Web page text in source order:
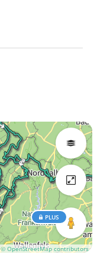
© OpenStreetMap contributors
PLUS